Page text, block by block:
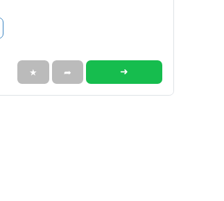
★ ➦ ➜